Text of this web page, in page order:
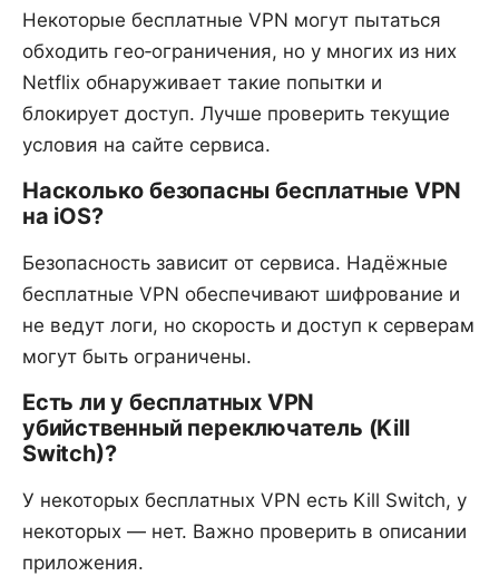
Некоторые бесплатные VPN могут пытаться
обходить гео‑ограничения, но у многих из них
Netflix обнаруживает такие попытки и
блокирует доступ. Лучше проверить текущие
условия на сайте сервиса.
Насколько безопасны бесплатные VPN
на iOS?
Безопасность зависит от сервиса. Надёжные
бесплатные VPN обеспечивают шифрование и
не ведут логи, но скорость и доступ к серверам
могут быть ограничены.
Есть ли у бесплатных VPN
убийственный переключатель (Kill
Switch)?
У некоторых бесплатных VPN есть Kill Switch, у
некоторых — нет. Важно проверить в описании
приложения.